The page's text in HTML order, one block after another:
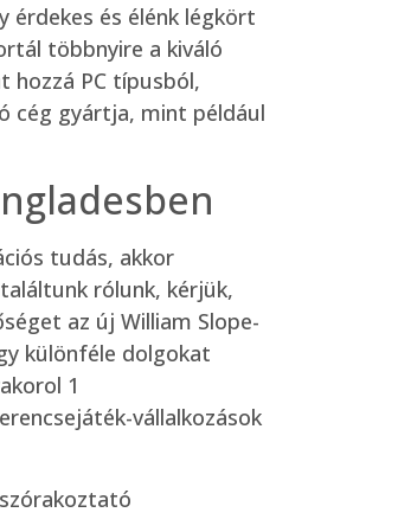
és élénk légkört
többnyire a kiváló
hozzá PC típusból,
cég gyártja, mint például
tudás, akkor
rólunk, kérjük,
az új William Slope-
különféle dolgokat
1
vállalkozások